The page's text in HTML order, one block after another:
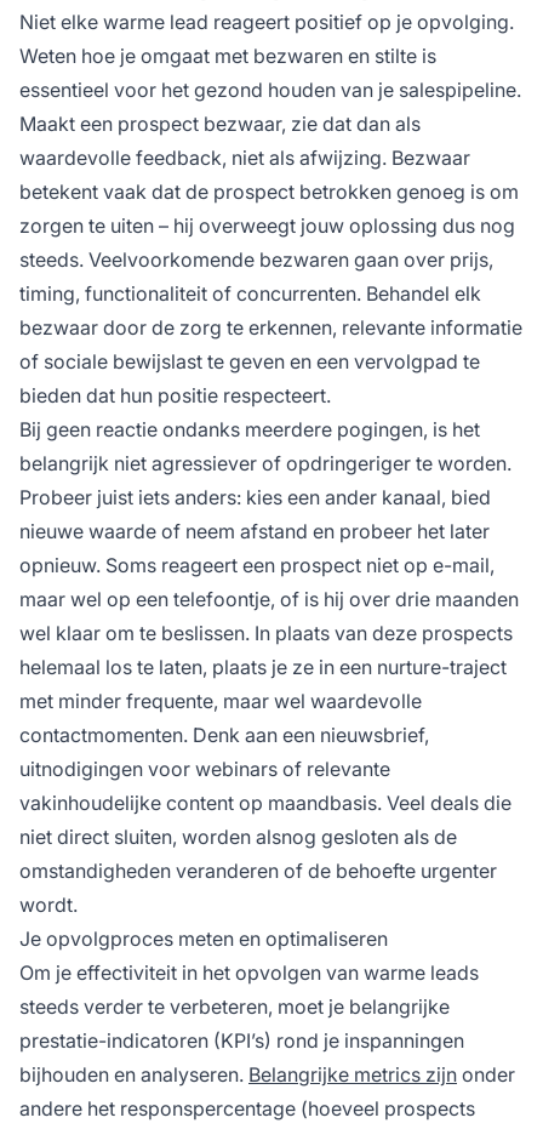
Niet elke warme lead reageert positief op je opvolging.
Weten hoe je omgaat met bezwaren en stilte is
essentieel voor het gezond houden van je salespipeline.
Maakt een prospect bezwaar, zie dat dan als
waardevolle feedback, niet als afwijzing. Bezwaar
betekent vaak dat de prospect betrokken genoeg is om
zorgen te uiten – hij overweegt jouw oplossing dus nog
steeds. Veelvoorkomende bezwaren gaan over prijs,
timing, functionaliteit of concurrenten. Behandel elk
bezwaar door de zorg te erkennen, relevante informatie
of sociale bewijslast te geven en een vervolgpad te
bieden dat hun positie respecteert.
Bij geen reactie ondanks meerdere pogingen, is het
belangrijk niet agressiever of opdringeriger te worden.
Probeer juist iets anders: kies een ander kanaal, bied
nieuwe waarde of neem afstand en probeer het later
opnieuw. Soms reageert een prospect niet op e-mail,
maar wel op een telefoontje, of is hij over drie maanden
wel klaar om te beslissen. In plaats van deze prospects
helemaal los te laten, plaats je ze in een nurture-traject
met minder frequente, maar wel waardevolle
contactmomenten. Denk aan een nieuwsbrief,
uitnodigingen voor webinars of relevante
vakinhoudelijke content op maandbasis. Veel deals die
niet direct sluiten, worden alsnog gesloten als de
omstandigheden veranderen of de behoefte urgenter
wordt.
Je opvolgproces meten en optimaliseren
Om je effectiviteit in het opvolgen van warme leads
steeds verder te verbeteren, moet je belangrijke
prestatie-indicatoren (KPI’s) rond je inspanningen
bijhouden en analyseren. Belangrijke metrics zijn onder
andere het responspercentage (hoeveel prospects